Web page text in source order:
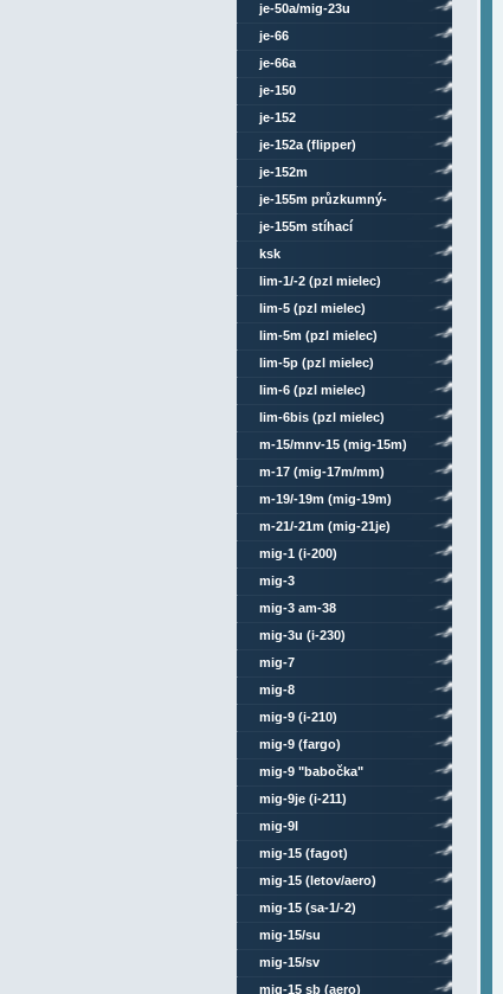
je-50a/mig-23u
je-66
je-66a
je-150
je-152
je-152a (flipper)
je-152m
je-155m průzkumný-
bombardovací
je-155m stíhací
ksk
lim-1/-2 (pzl mielec)
lim-5 (pzl mielec)
lim-5m (pzl mielec)
lim-5p (pzl mielec)
lim-6 (pzl mielec)
lim-6bis (pzl mielec)
m-15/mnv-15 (mig-15m)
m-17 (mig-17m/mm)
m-19/-19m (mig-19m)
m-21/-21m (mig-21je)
mig-1 (i-200)
mig-3
mig-3 am-38
mig-3u (i-230)
mig-7
mig-8
mig-9 (i-210)
mig-9 (fargo)
mig-9 "babočka"
mig-9je (i-211)
mig-9l
mig-15 (fagot)
mig-15 (letov/aero)
mig-15 (sa-1/-2)
mig-15/su
mig-15/sv
mig-15 sb (aero)